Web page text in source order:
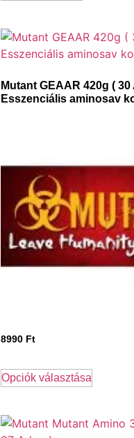
Mutant GEAAR 420g ( 30
Esszenciális aminosav
8990 Ft
Opciók választása